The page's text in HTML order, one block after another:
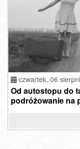
czwartek, 06
Od autostopu do
podróżowanie na